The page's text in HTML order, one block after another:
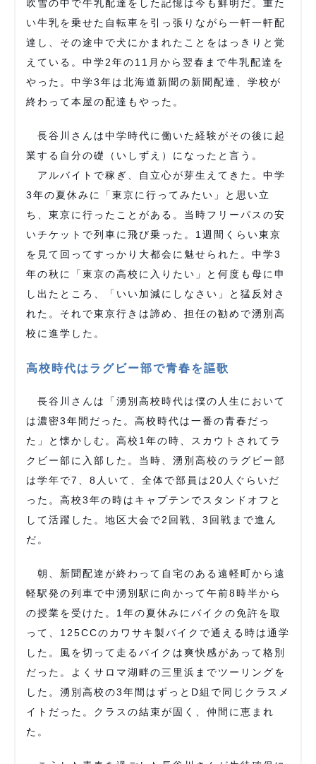
吹雪の中で牛乳配達をした記憶は今も鮮明だ。重た
い牛乳を乗せた自転車を引っ張りながら一軒一軒配
達し、その途中で犬にかまれたことをはっきりと覚
えている。中学2年の11月から翌春まで牛乳配達を
やった。中学3年は北海道新聞の新聞配達、学校が
終わって本屋の配達もやった。
長谷川さんは中学時代に働いた経験がその後に起
業する自分の礎（いしずえ）になったと言う。
アルバイトで稼ぎ、自立心が芽生えてきた。中学
3年の夏休みに「東京に行ってみたい」と思い立
ち、東京に行ったことがある。当時フリーパスの安
いチケットで列車に飛び乗った。1週間くらい東京
を見て回ってすっかり大都会に魅せられた。中学3
年の秋に「東京の高校に入りたい」と何度も母に申
し出たところ、「いい加減にしなさい」と猛反対さ
れた。それで東京行きは諦め、担任の勧めで湧別高
校に進学した。
高校時代はラグビー部で青春を謳歌
長谷川さんは「湧別高校時代は僕の人生において
は濃密3年間だった。高校時代は一番の青春だっ
た」と懐かしむ。高校1年の時、スカウトされてラ
クビー部に入部した。当時、湧別高校のラグビー部
は学年で7、8人いて、全体で部員は20人ぐらいだ
った。高校3年の時はキャプテンでスタンドオフと
して活躍した。地区大会で2回戦、3回戦まで進ん
だ。
朝、新聞配達が終わって自宅のある遠軽町から遠
軽駅発の列車で中湧別駅に向かって午前8時半から
の授業を受けた。1年の夏休みにバイクの免許を取
って、125CCのカワサキ製バイクで通える時は通学
した。風を切って走るバイクは爽快感があって格別
だった。よくサロマ湖畔の三里浜までツーリングを
した。湧別高校の3年間はずっとD組で同じクラスメ
イトだった。クラスの結束が固く、仲間に恵まれ
た。